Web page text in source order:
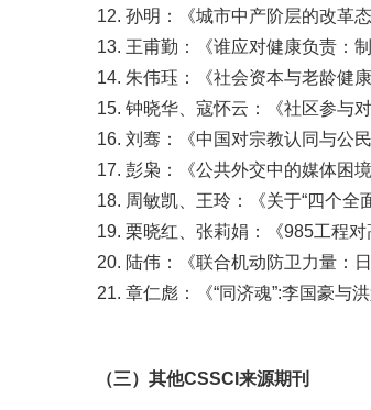
孙明：《城市中产阶层的改革
王甫勤：《谁应对健康负责：
朱伟珏：《社会资本与老龄健
钟晓华、寇怀云：《社区参与
刘骞：《中国对宗教认同与公
彭枭：《公共外交中的媒体困
周敏凯、王玲：《关于“四个全
栗晓红、张莉娟：《985工程
陆伟：《联合机动防卫力量：
章仁彪：《“同济魂”:李国豪与
（三）其他CSSCI来源期刊